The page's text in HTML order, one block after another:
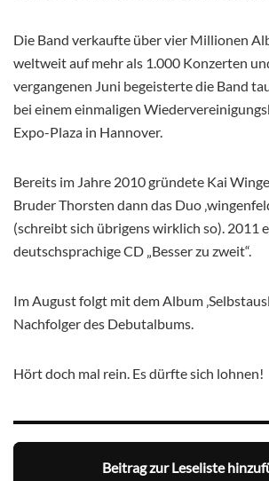
Die Band verkaufte über vier Millionen
weltweit auf mehr als 1.000 Konzerten
vergangenen Juni begeisterte die Band
bei einem einmaligen
Expo-Plaza in Hannover.
Bereits im Jahre 2010 gründete Kai
Bruder Thorsten dann das Duo
(schreibt sich übrigens wirklich so). 2011
deutschsprachige CD „Besser zu zweit“.
Im August folgt mit dem Album
Nachfolger des Debutalbums.
Hört doch mal rein. Es dürfte sich lohnen!
Beitrag zur Leseliste